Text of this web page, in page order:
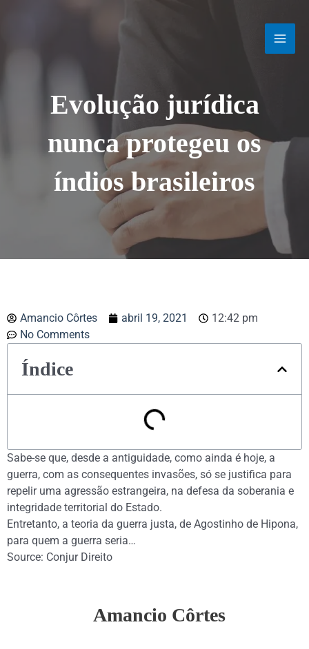
Evolução jurídica
nunca protegeu os
índios brasileiros
Amancio Côrtes abril 19, 2021
12:42 pm
No Comments
Índice
Sabe-se que, desde a antiguidade, como ainda é hoje, a
guerra, com as consequentes invasões, só se justifica para
repelir uma agressão estrangeira, na defesa da soberania e
integridade territorial do Estado.
Entretanto, a teoria da guerra justa, de Agostinho de Hipona,
para quem a guerra seria…
Source: Conjur Direito
Amancio Côrtes